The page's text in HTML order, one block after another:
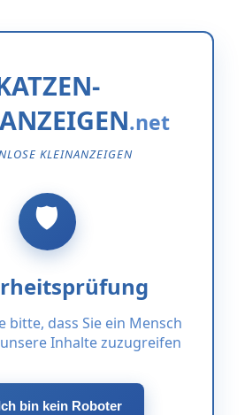
KLEINANZEIGEN
bitte, dass Sie ein Mensch
Inhalte zuzugreifen
bin kein Roboter